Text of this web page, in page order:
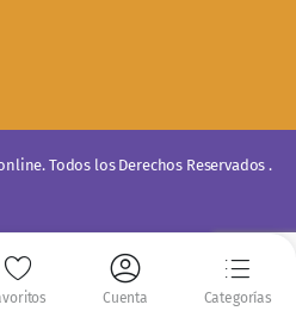
Todos los Derechos Reservados .
Cuenta Categorías